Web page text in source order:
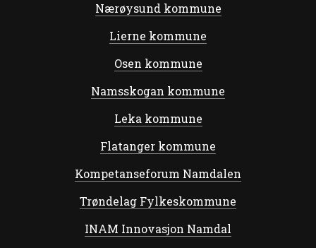
Nærøysund kommune
Lierne kommune
Osen kommune
Namsskogan kommune
Leka kommune
Flatanger kommune
Kompetanseforum Namdalen
Trøndelag Fylkeskommune
INAM Innovasjon Namdal